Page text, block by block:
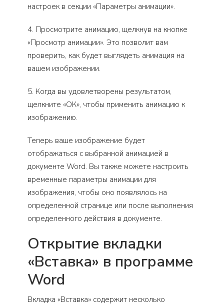
настроек в секции «Параметры анимации».
4. Просмотрите анимацию, щелкнув на кнопке
«Просмотр анимации». Это позволит вам
проверить, как будет выглядеть анимация на
вашем изображении.
5. Когда вы удовлетворены результатом,
щелкните «ОК», чтобы применить анимацию к
изображению.
Теперь ваше изображение будет
отображаться с выбранной анимацией в
документе Word. Вы также можете настроить
временные параметры анимации для
изображения, чтобы оно появлялось на
определенной странице или после выполнения
определенного действия в документе.
Открытие вкладки
«Вставка» в программе
Word
Вкладка «Вставка» содержит несколько